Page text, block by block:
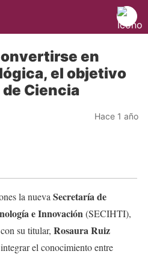
en
el objetivo
Ciencia
Hace 1 año
la nueva Secretaría de
e Innovación(SECIHTI),
su titular, Rosaura Ruiz
el conocimiento entre